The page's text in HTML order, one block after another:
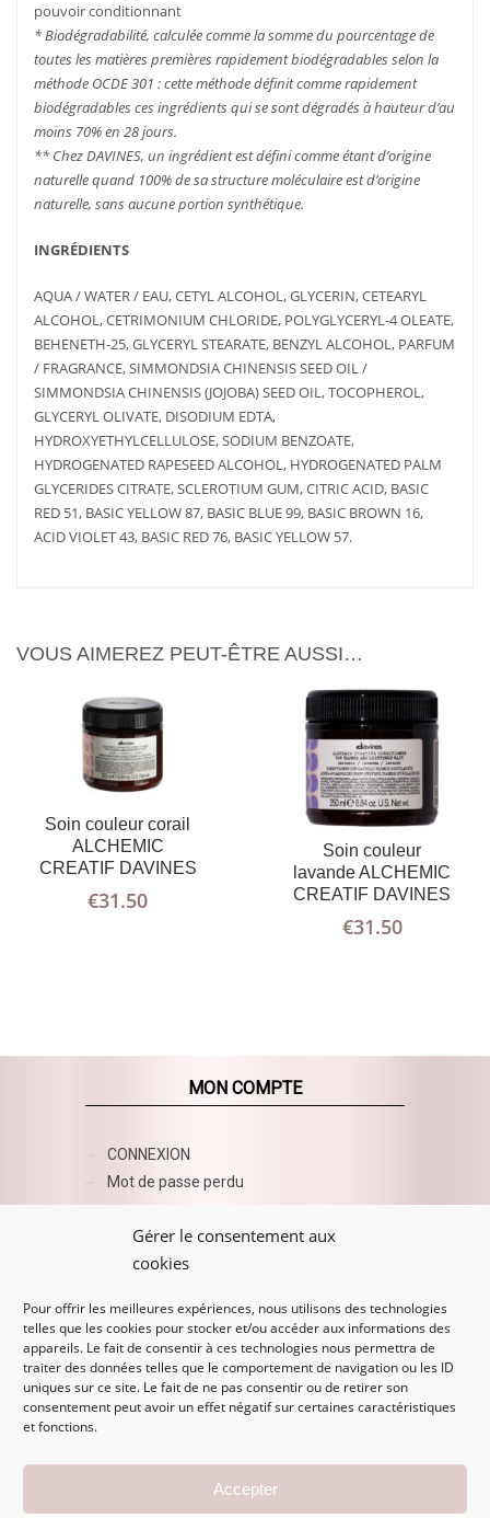
Gérer le consentement aux
cookies
Pour offrir les meilleures expériences, nous utilisons des technologies
telles que les cookies pour stocker et/ou accéder aux informations des
appareils. Le fait de consentir à ces technologies nous permettra de
traiter des données telles que le comportement de navigation ou les ID
uniques sur ce site. Le fait de ne pas consentir ou de retirer son
consentement peut avoir un effet négatif sur certaines caractéristiques
et fonctions.
Accepter
pouvoir conditionnant
* Biodégradabilité, calculée comme la somme du pourcentage de
toutes les matières premières rapidement biodégradables selon la
méthode OCDE 301 : cette méthode définit comme rapidement
biodégradables ces ingrédients qui se sont dégradés à hauteur d’au
moins 70% en 28 jours.
** Chez DAVINES, un ingrédient est défini comme étant d’origine
naturelle quand 100% de sa structure moléculaire est d’origine
naturelle, sans aucune portion synthétique.
INGRÉDIENTS
AQUA / WATER / EAU, CETYL ALCOHOL, GLYCERIN, CETEARYL
ALCOHOL, CETRIMONIUM CHLORIDE, POLYGLYCERYL-4 OLEATE,
BEHENETH-25, GLYCERYL STEARATE, BENZYL ALCOHOL, PARFUM
/ FRAGRANCE, SIMMONDSIA CHINENSIS SEED OIL /
SIMMONDSIA CHINENSIS (JOJOBA) SEED OIL, TOCOPHEROL,
GLYCERYL OLIVATE, DISODIUM EDTA,
HYDROXYETHYLCELLULOSE, SODIUM BENZOATE,
HYDROGENATED RAPESEED ALCOHOL, HYDROGENATED PALM
GLYCERIDES CITRATE, SCLEROTIUM GUM, CITRIC ACID, BASIC
RED 51, BASIC YELLOW 87, BASIC BLUE 99, BASIC BROWN 16,
ACID VIOLET 43, BASIC RED 76, BASIC YELLOW 57.
VOUS AIMEREZ PEUT-ÊTRE AUSSI…
Soin couleur corail
ALCHEMIC
CREATIF DAVINES
€31.50
AJOUTER
AU PANIER
PLUS
D'INFOS
Soin couleur
lavande ALCHEMIC
CREATIF DAVINES
€31.50
AU PANIER
D'INFOS
MON COMPTE
CONNEXION
Mot de passe perdu
AZUR BEAUTY ESHOP